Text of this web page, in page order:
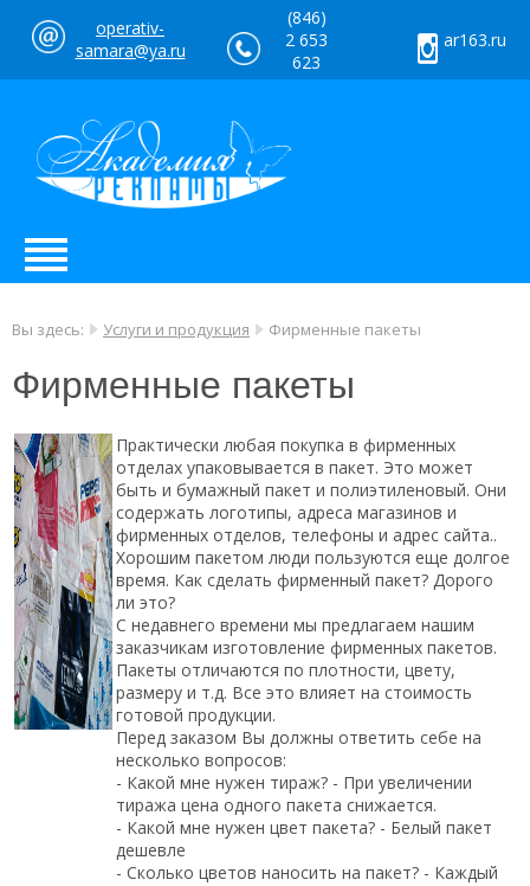
operativ-
samara@ya.ru
(846)
2 653
623
ar163.ru
Вы здесь: Услуги и продукция Фирменные пакеты
Фирменные пакеты
Практически любая покупка в фирменных
отделах упаковывается в пакет. Это может
быть и бумажный пакет и полиэтиленовый. Они
содержать логотипы, адреса магазинов и
фирменных отделов, телефоны и адрес сайта..
Хорошим пакетом люди пользуются еще долгое
время. Как сделать фирменный пакет? Дорого
ли это?
С недавнего времени мы предлагаем нашим
заказчикам изготовление фирменных пакетов.
Пакеты отличаются по плотности, цвету,
размеру и т.д. Все это влияет на стоимость
готовой продукции.
Перед заказом Вы должны ответить себе на
несколько вопросов:
- Какой мне нужен тираж? - При увеличении
тиража цена одного пакета снижается.
- Какой мне нужен цвет пакета? - Белый пакет
дешевле
- Сколько цветов наносить на пакет? - Каждый